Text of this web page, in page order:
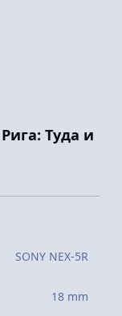
Туда и
SONY NEX-5R
18 mm